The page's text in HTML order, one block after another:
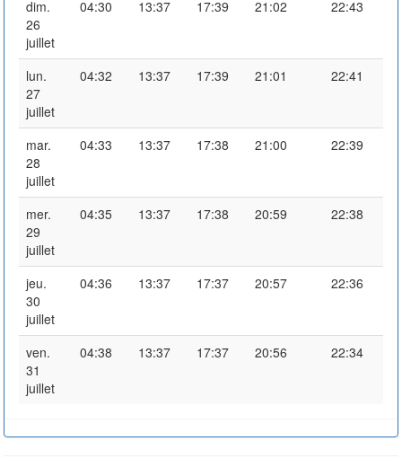
dim.
26
juillet
04:30 13:37 17:39 21:02 22:43
lun.
27
juillet
04:32 13:37 17:39 21:01 22:41
mar.
28
juillet
04:33 13:37 17:38 21:00 22:39
mer.
29
juillet
04:35 13:37 17:38 20:59 22:38
jeu.
30
juillet
04:36 13:37 17:37 20:57 22:36
ven.
31
juillet
04:38 13:37 17:37 20:56 22:34